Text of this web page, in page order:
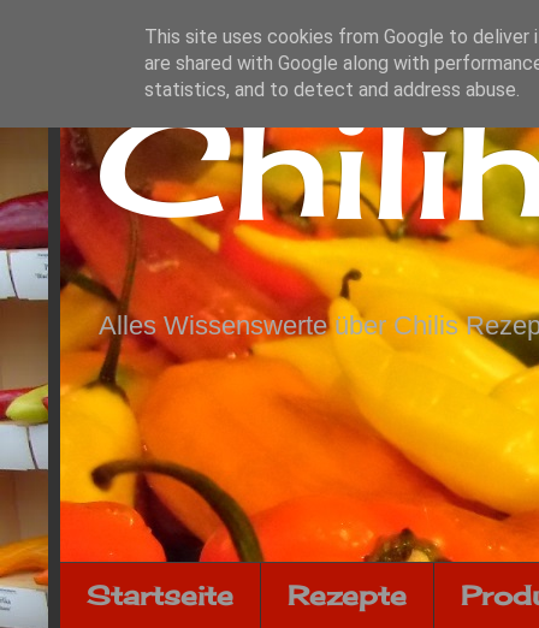
Alles Wissenswerte über Chilis
Startseite Rezepte
This site uses cookies from Google to deliver
are shared with Google along with
statistics, and to detect and address abuse.